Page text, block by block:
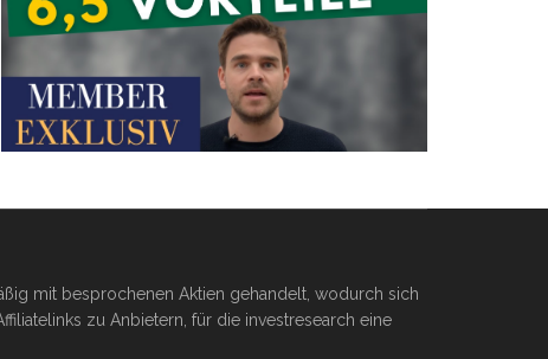
mit besprochenen Aktien gehandelt, wodurch sich
zu Anbietern, für die investresearch eine